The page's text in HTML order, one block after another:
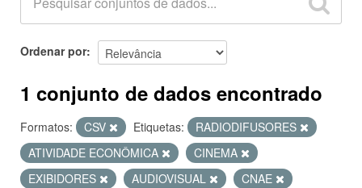
SOBRE
Ordenar por
1 conjunto de dados encontrado
Formatos: CSV Etiquetas:
RADIODIFUSORES
ATIVIDADE ECONÔMICA
CINEMA
EXIBIDORES
AUDIOVISUAL
CNAE